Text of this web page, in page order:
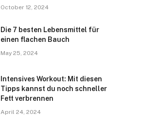
October 12, 2024
Die 7 besten Lebensmittel für
einen flachen Bauch
May 25, 2024
Intensives Workout: Mit diesen
Tipps kannst du noch schneller
Fett verbrennen
April 24, 2024